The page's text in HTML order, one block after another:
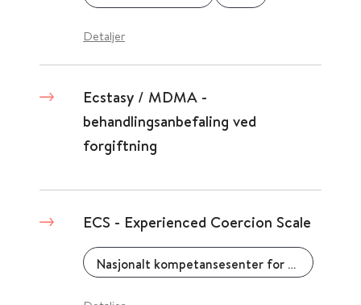
Detaljer
Ecstasy / MDMA -
behandlingsanbefaling ved
forgiftning
ECS - Experienced Coercion Scale
Nasjonalt kompetansesenter for psykisk helsearbeid (NAPHA)